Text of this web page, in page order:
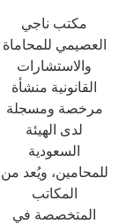
مكتب ناجي
للمحاماة
والاستشارات
منشأة
ومسجلة
لدى الهيئة
السعودية
ويُعد من
المكاتب
المتخصصة في